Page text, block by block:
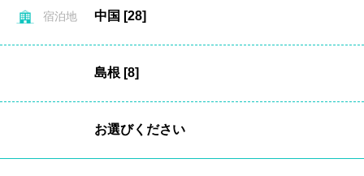
宿泊地